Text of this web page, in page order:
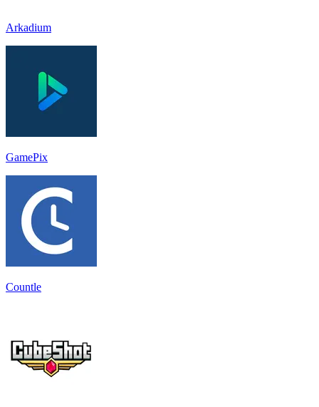
Arkadium
GamePix
Countle